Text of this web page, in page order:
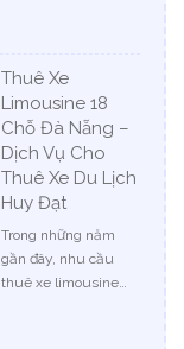
Thuê Xe
Limousine 18
Chỗ Đà Nẵng –
Dịch Vụ Cho
Thuê Xe Du Lịch
Huy Đạt
Trong những năm
gần đây, nhu cầu
thuê xe limousine…